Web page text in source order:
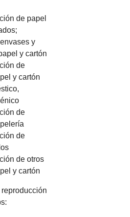
de papel
y
y cartón
de
y cartón
de
de
de otros
y cartón